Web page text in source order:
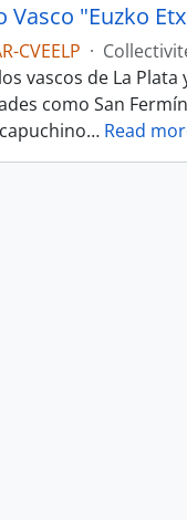
Vasco "Euzko
CVEELP ·
vascos de La
como San
… Read